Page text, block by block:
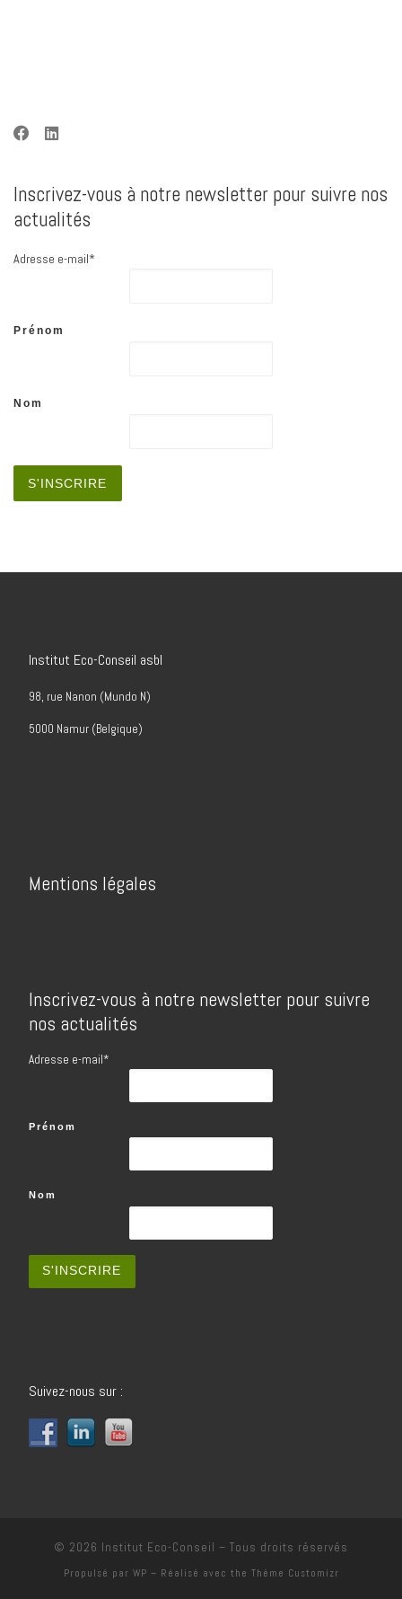
Inscrivez-vous à notre newsletter pour suivre nos
actualités
Adresse e-mail*
Prénom
Nom
Institut Eco-Conseil asbl
98, rue Nanon (Mundo N)
5000 Namur (Belgique)
Mentions légales
Inscrivez-vous à notre newsletter pour suivre
nos actualités
Adresse e-mail*
Prénom
Nom
Suivez-nous sur :
© 2026 Institut Eco-Conseil – Tous droits réservés
Propulsé par WP – Réalisé avec the Thème Customizr